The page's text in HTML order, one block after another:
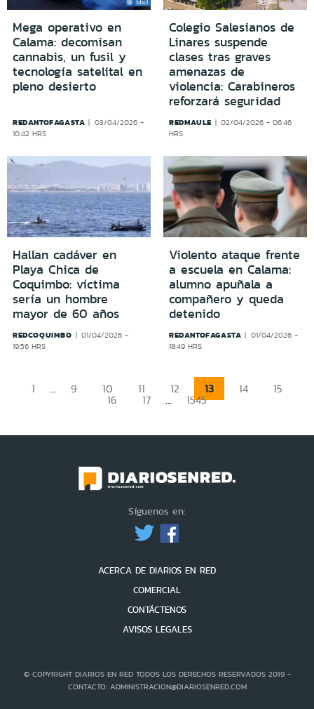
Mega operativo en
Calama: decomisan
cannabis, un fusil y
tecnología satelital en
pleno desierto
REDANTOFAGASTA
03/04/2026 -
10:42 HRS
Colegio Salesianos de
Linares suspende
clases tras graves
amenazas de
violencia: Carabineros
reforzará seguridad
REDMAULE
02/04/2026 - 06:46
HRS
Hallan cadáver en
Playa Chica de
Coquimbo: víctima
sería un hombre
mayor de 60 años
REDCOQUIMBO
01/04/2026 -
19:56 HRS
Violento ataque frente
a escuela en Calama:
alumno apuñala a
compañero y queda
detenido
REDANTOFAGASTA
01/04/2026 -
18:49 HRS
1 ... 9 10 11 12 13 14 15
16 17 ... 1545
Síguenos en:
ACERCA DE DIARIOS EN RED
COMERCIAL
CONTÁCTENOS
AVISOS LEGALES
© COPYRIGHT DIARIOS EN RED TODOS LOS DERECHOS RESERVADOS 2019 -
CONTACTO: ADMINISTRACION@DIARIOSENRED.COM